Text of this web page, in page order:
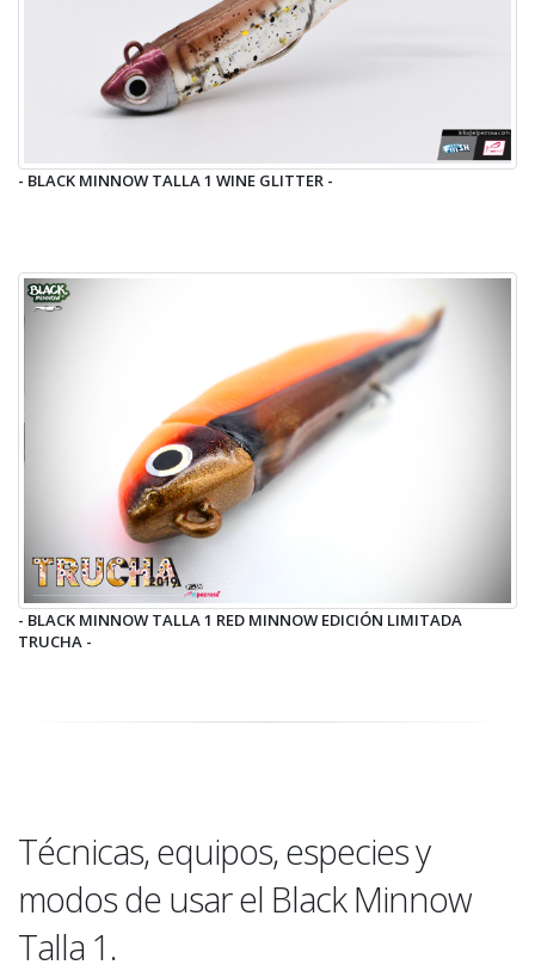
- BLACK MINNOW TALLA 1 WINE GLITTER -
- BLACK MINNOW TALLA 1 RED MINNOW EDICIÓN LIMITADA
TRUCHA -
Técnicas, equipos, especies y
modos de usar el Black Minnow
Talla 1.